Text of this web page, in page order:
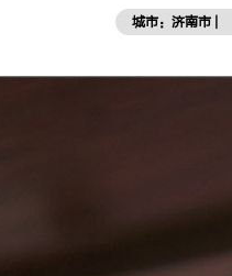
城市：济南市 |